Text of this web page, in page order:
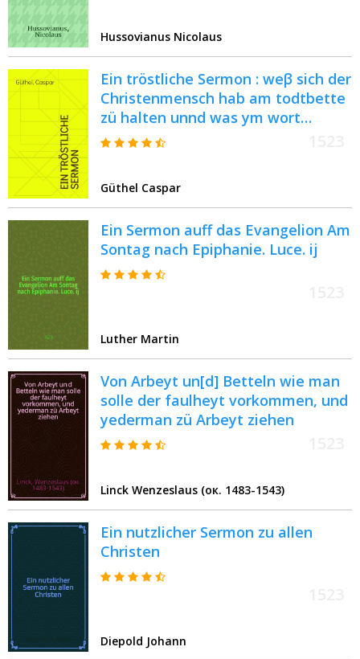
Hussovianus Nicolaus
Ein tröstliche Sermon : weβ sich der
Christenmensch hab am todtbette
zü halten unnd was ym wort
Gottes gegründt, von den
durch menschen leere auffgerichtt
sey?
Güthel Caspar
Ein Sermon auff das Evangelion Am
Sontag nach Epiphanie. Luce. ij
Luther Martin
Von Arbeyt un[d] Betteln wie man
solle der faulheyt vorkommen, und
yederman zü Arbeyt ziehen
Linck Wenzeslaus (ок. 1483-1543)
Ein nutzlicher Sermon zu allen
Christen
Diepold Johann